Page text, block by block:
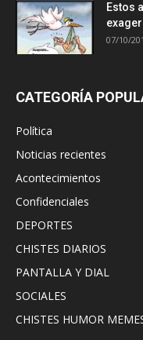
Estos
07/10/
CATEGORÍA
Política
Noticias recientes
Acontecimientos
Confidenciales
DEPORTES
CHISTES DIARIOS
PANTALLA Y DIAL
SOCIALES
CHISTES HUMOR